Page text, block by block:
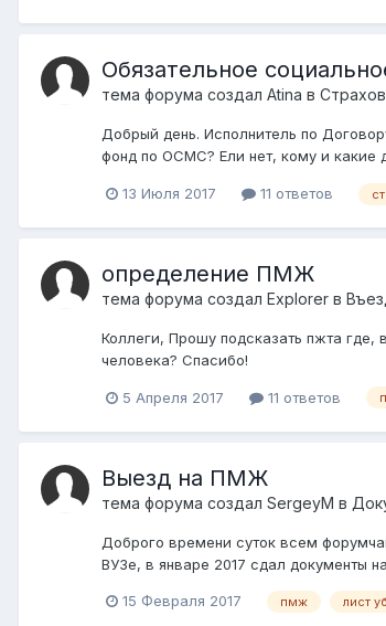
Обязательное
тема форума создал Atina в
Добрый день. Исполнитель по
фонд по ОСМС? Ели нет, кому и какие
13 Июля 2017 11 ответов
определение ПМЖ
тема форума создал Explorer в
Коллеги, Прошу подсказать пжта где,
человека? Спасибо!
5 Апреля 2017 11 ответов
Выезд на ПМЖ
тема форума создал SergeyM в
Доброго времени суток всем
ВУЗе, в январе 2017 сдал документы
15 Февраля 2017 пмж лист